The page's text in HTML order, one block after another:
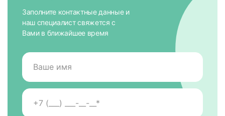
Заполните контактные данные и
наш специалист свяжется с
Вами в ближайшее время